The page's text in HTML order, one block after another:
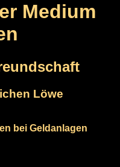
Medium
Löwe
bei Geldanlagen